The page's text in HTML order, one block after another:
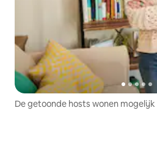
De getoonde hosts wonen